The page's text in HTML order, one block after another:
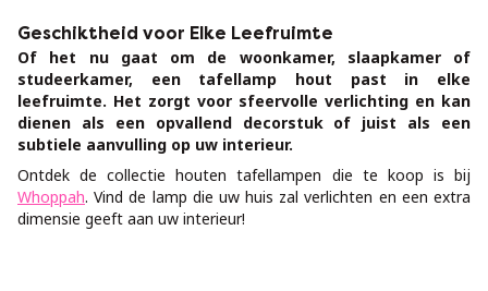
Geschiktheid voor Elke Leefruimte
Of het nu gaat om de woonkamer, slaapkamer of
studeerkamer, een tafellamp hout past in elke
leefruimte. Het zorgt voor sfeervolle verlichting en kan
dienen als een opvallend decorstuk of juist als een
subtiele aanvulling op uw interieur.
Ontdek de collectie houten tafellampen die te koop is bij
Whoppah. Vind de lamp die uw huis zal verlichten en een extra
dimensie geeft aan uw interieur!